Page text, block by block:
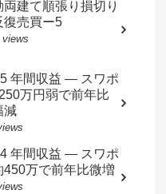
両建て順張り損切り
復売買ー5
views
年間収益 — スワポ
万円弱で前年比
減
年間収益 — スワポ
450万で前年比微増